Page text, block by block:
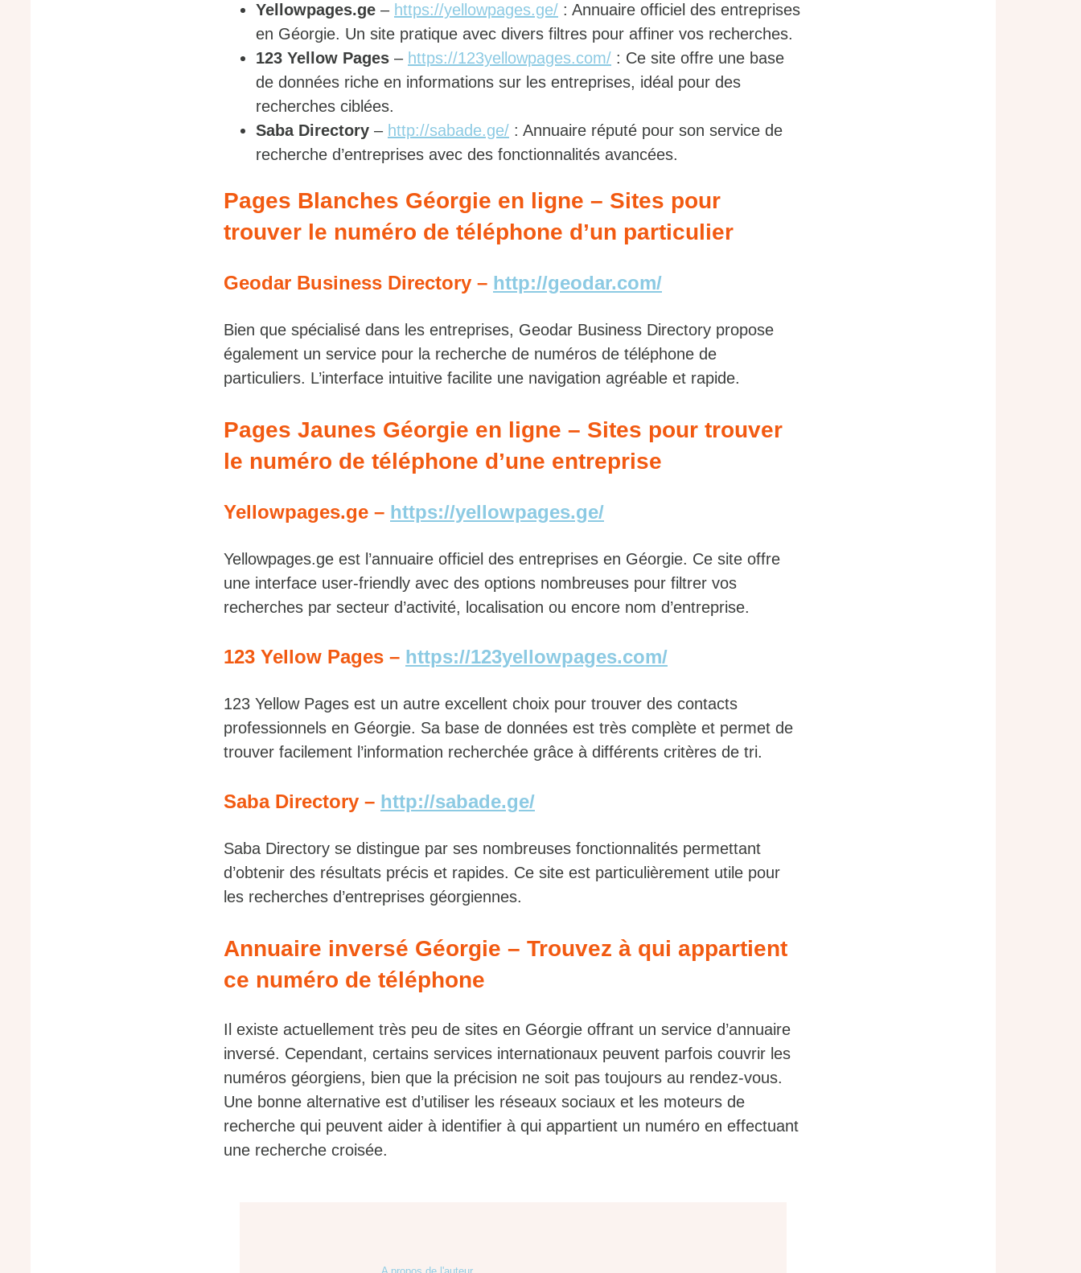
Yellowpages.ge – https://yellowpages.ge/ : Annuaire officiel des entreprises
en Géorgie. Un site pratique avec divers filtres pour affiner vos recherches.
123 Yellow Pages – https://123yellowpages.com/ : Ce site offre une base
de données riche en informations sur les entreprises, idéal pour des
recherches ciblées.
Saba Directory – http://sabade.ge/ : Annuaire réputé pour son service de
recherche d’entreprises avec des fonctionnalités avancées.
Pages Blanches Géorgie en ligne – Sites pour
trouver le numéro de téléphone d’un particulier
Geodar Business Directory – http://geodar.com/
Bien que spécialisé dans les entreprises, Geodar Business Directory propose
également un service pour la recherche de numéros de téléphone de
particuliers. L’interface intuitive facilite une navigation agréable et rapide.
Pages Jaunes Géorgie en ligne – Sites pour trouver
le numéro de téléphone d’une entreprise
Yellowpages.ge – https://yellowpages.ge/
Yellowpages.ge est l’annuaire officiel des entreprises en Géorgie. Ce site offre
une interface user-friendly avec des options nombreuses pour filtrer vos
recherches par secteur d’activité, localisation ou encore nom d’entreprise.
123 Yellow Pages – https://123yellowpages.com/
123 Yellow Pages est un autre excellent choix pour trouver des contacts
professionnels en Géorgie. Sa base de données est très complète et permet de
trouver facilement l’information recherchée grâce à différents critères de tri.
Saba Directory – http://sabade.ge/
Saba Directory se distingue par ses nombreuses fonctionnalités permettant
d’obtenir des résultats précis et rapides. Ce site est particulièrement utile pour
les recherches d’entreprises géorgiennes.
Annuaire inversé Géorgie – Trouvez à qui appartient
ce numéro de téléphone
Il existe actuellement très peu de sites en Géorgie offrant un service d’annuaire
inversé. Cependant, certains services internationaux peuvent parfois couvrir les
numéros géorgiens, bien que la précision ne soit pas toujours au rendez-vous.
Une bonne alternative est d’utiliser les réseaux sociaux et les moteurs de
recherche qui peuvent aider à identifier à qui appartient un numéro en effectuant
une recherche croisée.